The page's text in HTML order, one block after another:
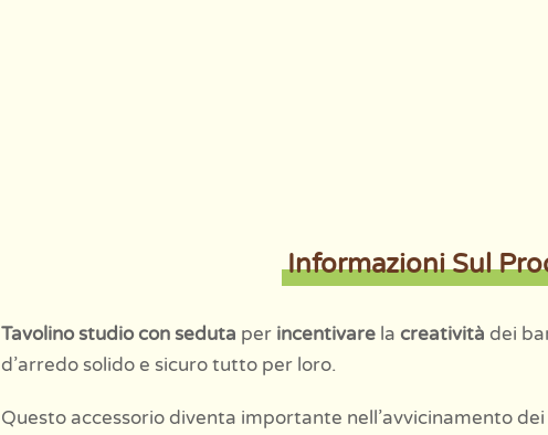
Informazioni Sul
Tavolino studio con seduta per incentivare la creatività dei
d’arredo solido e sicuro tutto per loro.
Questo accessorio diventa importante nell’avvicinamento